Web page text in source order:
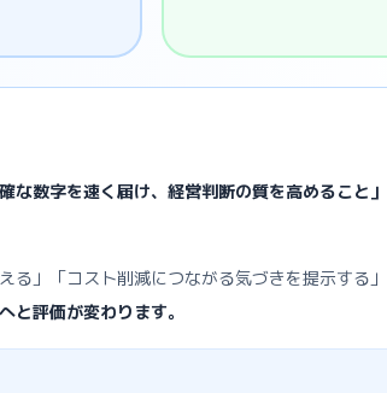
確な数字を速く届け、経営判断の質を高めること」
る」「コスト削減につながる気づきを提示する
と評価が変わります。